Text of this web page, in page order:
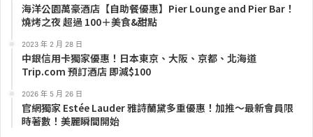
海洋公園萬豪酒店【自助餐優惠】Pier Lounge and Pier Bar！
燒烤之夜 超過 100＋美食&甜點
2023 年 2 月 28 日
中銀信用卡獨家優惠！日本東京、大阪、京都、北海道
Trip.com 預訂酒店 即減$100
2026 年 5 月 26 日
官網獨家 Estée Lauder 雅詩蘭黛多重優惠！加推～最新會員限
時著數！美麗瞬間開始